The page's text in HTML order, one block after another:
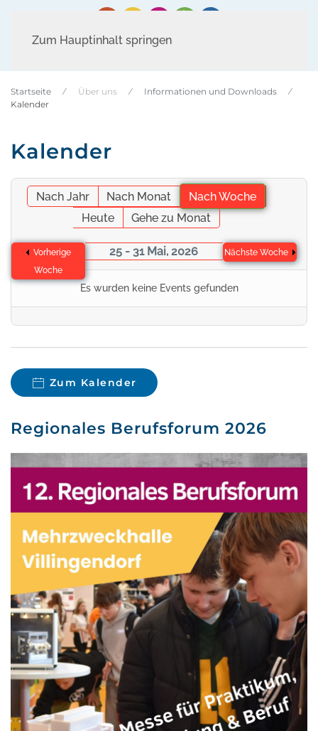
Zum Hauptinhalt springen
Startseite Über uns
Informationen und Downloads
Kalender
Kalender
Nach Jahr Nach Monat
Nach Woche
Heute
Gehe zu Monat
Vorherige
Woche
25 - 31 Mai, 2026 Nächste Woche
Es wurden keine Events gefunden
Zum Kalender
Regionales Berufsforum 2026